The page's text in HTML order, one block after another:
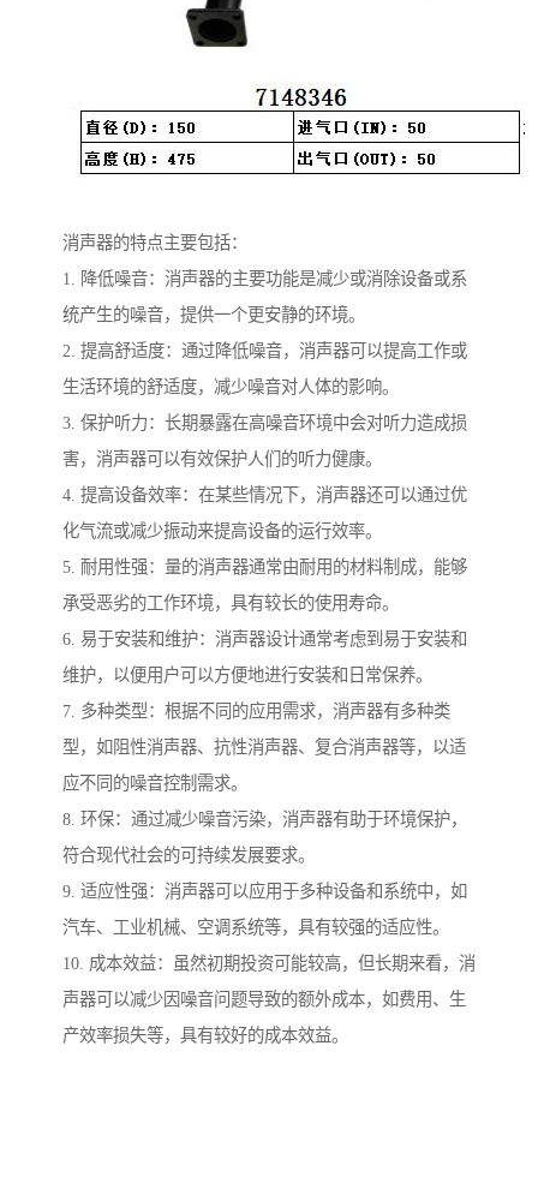
消声器的特点主要包括：
1. 降低噪音：消声器的主要功能是减少或消除设备或系
统产生的噪音，提供一个更安静的环境。
2. 提高舒适度：通过降低噪音，消声器可以提高工作或
生活环境的舒适度，减少噪音对人体的影响。
3. 保护听力：长期暴露在高噪音环境中会对听力造成损
害，消声器可以有效保护人们的听力健康。
4. 提高设备效率：在某些情况下，消声器还可以通过优
化气流或减少振动来提高设备的运行效率。
5. 耐用性强：量的消声器通常由耐用的材料制成，能够
承受恶劣的工作环境，具有较长的使用寿命。
6. 易于安装和维护：消声器设计通常考虑到易于安装和
维护，以便用户可以方便地进行安装和日常保养。
7. 多种类型：根据不同的应用需求，消声器有多种类
型，如阻性消声器、抗性消声器、复合消声器等，以适
应不同的噪音控制需求。
8. 环保：通过减少噪音污染，消声器有助于环境保护，
符合现代社会的可持续发展要求。
9. 适应性强：消声器可以应用于多种设备和系统中，如
汽车、工业机械、空调系统等，具有较强的适应性。
10. 成本效益：虽然初期投资可能较高，但长期来看，消
声器可以减少因噪音问题导致的额外成本，如费用、生
产效率损失等，具有较好的成本效益。